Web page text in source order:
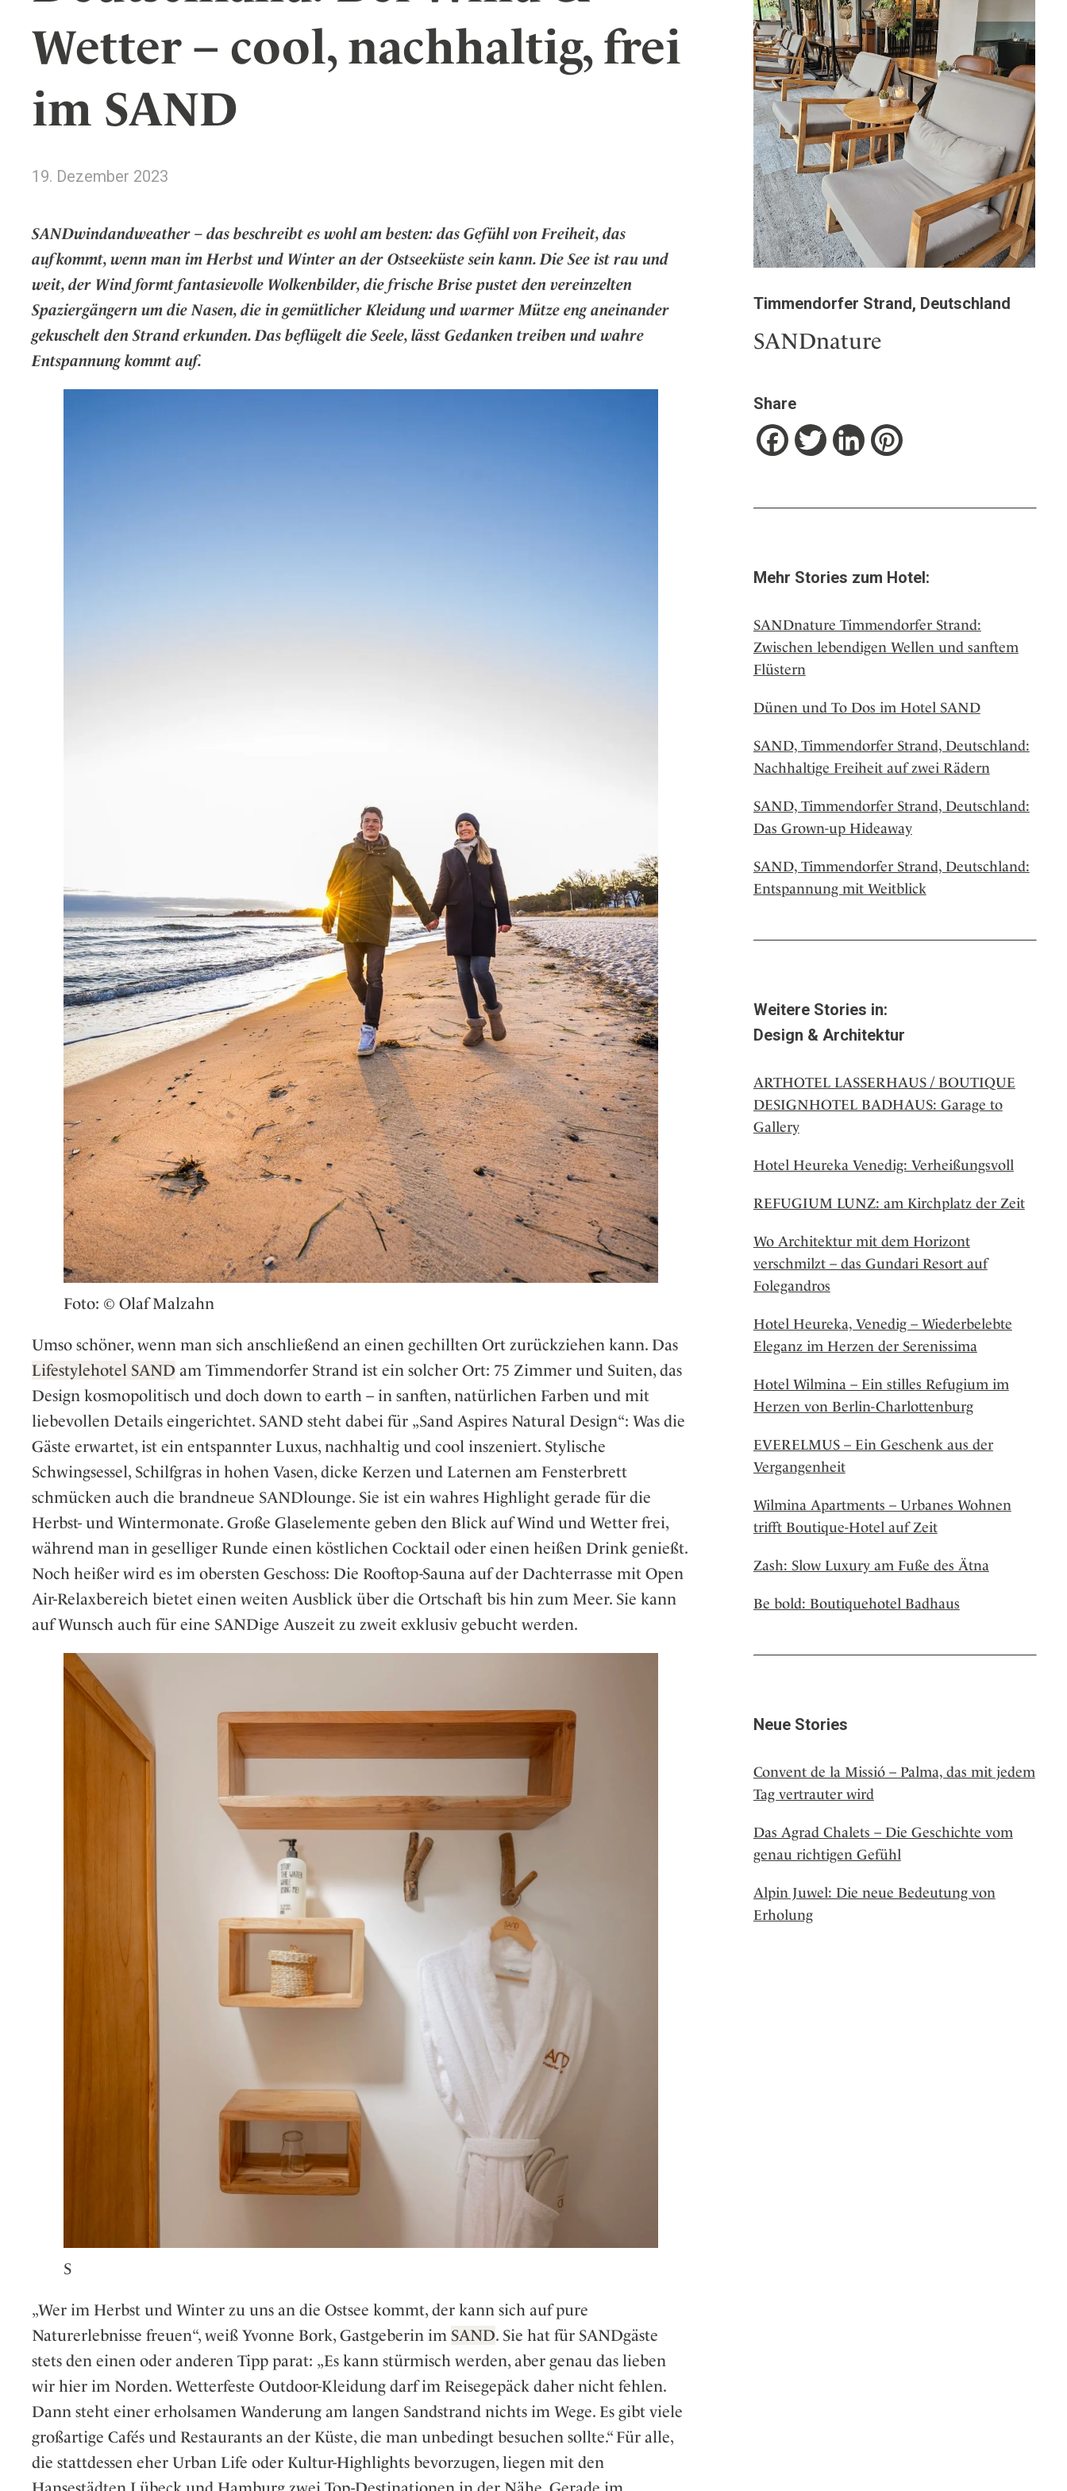
Kroatien
Mexico
Niederlande
Österreich
Spanien
USA
Persönlichkeiten
Wetter – cool, nachhaltig, frei
im SAND
19. Dezember 2023
SANDwindandweather – das beschreibt es wohl am besten: das Gefühl von Freiheit, das
aufkommt, wenn man im Herbst und Winter an der Ostseeküste sein kann. Die See ist rau und
weit, der Wind formt fantasievolle Wolkenbilder, die frische Brise pustet den vereinzelten
Spaziergängern um die Nasen, die in gemütlicher Kleidung und warmer Mütze eng aneinander
gekuschelt den Strand erkunden. Das beflügelt die Seele, lässt Gedanken treiben und wahre
Entspannung kommt auf.
Foto: © Olaf Malzahn
Umso schöner, wenn man sich anschließend an einen gechillten Ort zurückziehen kann. Das
Lifestylehotel SAND am Timmendorfer Strand ist ein solcher Ort: 75 Zimmer und Suiten, das
Design kosmopolitisch und doch down to earth – in sanften, natürlichen Farben und mit
liebevollen Details eingerichtet. SAND steht dabei für „Sand Aspires Natural Design“: Was die
Gäste erwartet, ist ein entspannter Luxus, nachhaltig und cool inszeniert. Stylische
Schwingsessel, Schilfgras in hohen Vasen, dicke Kerzen und Laternen am Fensterbrett
schmücken auch die brandneue SANDlounge. Sie ist ein wahres Highlight gerade für die
Herbst- und Wintermonate. Große Glaselemente geben den Blick auf Wind und Wetter frei,
während man in geselliger Runde einen köstlichen Cocktail oder einen heißen Drink genießt.
Noch heißer wird es im obersten Geschoss: Die Rooftop-Sauna auf der Dachterrasse mit Open
Air-Relaxbereich bietet einen weiten Ausblick über die Ortschaft bis hin zum Meer. Sie kann
auf Wunsch auch für eine SANDige Auszeit zu zweit exklusiv gebucht werden.
S
„Wer im Herbst und Winter zu uns an die Ostsee kommt, der kann sich auf pure
Naturerlebnisse freuen“, weiß Yvonne Bork, Gastgeberin im SAND. Sie hat für SANDgäste
stets den einen oder anderen Tipp parat: „Es kann stürmisch werden, aber genau das lieben
wir hier im Norden. Wetterfeste Outdoor-Kleidung darf im Reisegepäck daher nicht fehlen.
Dann steht einer erholsamen Wanderung am langen Sandstrand nichts im Wege. Es gibt viele
großartige Cafés und Restaurants an der Küste, die man unbedingt besuchen sollte.“ Für alle,
die stattdessen eher Urban Life oder Kultur-Highlights bevorzugen, liegen mit den
Timmendorfer Strand, Deutschland
SANDnature
Share
FacebookTwitterLinkedInPinterest
Mehr Stories zum Hotel:
SANDnature Timmendorfer Strand:
Zwischen lebendigen Wellen und sanftem
Flüstern
Dünen und To Dos im Hotel SAND
SAND, Timmendorfer Strand, Deutschland:
Nachhaltige Freiheit auf zwei Rädern
SAND, Timmendorfer Strand, Deutschland:
Das Grown-up Hideaway
SAND, Timmendorfer Strand, Deutschland:
Entspannung mit Weitblick
Weitere Stories in:
Design & Architektur
ARTHOTEL LASSERHAUS / BOUTIQUE
DESIGNHOTEL BADHAUS: Garage to
Gallery
Hotel Heureka Venedig: Verheißungsvoll
REFUGIUM LUNZ: am Kirchplatz der Zeit
Wo Architektur mit dem Horizont
verschmilzt – das Gundari Resort auf
Folegandros
Hotel Heureka, Venedig – Wiederbelebte
Eleganz im Herzen der Serenissima
Hotel Wilmina – Ein stilles Refugium im
Herzen von Berlin-Charlottenburg
EVERELMUS – Ein Geschenk aus der
Vergangenheit
Wilmina Apartments – Urbanes Wohnen
trifft Boutique-Hotel auf Zeit
Zash: Slow Luxury am Fuße des Ätna
Be bold: Boutiquehotel Badhaus
Neue Stories
Convent de la Missió – Palma, das mit jedem
Tag vertrauter wird
Das Agrad Chalets – Die Geschichte vom
genau richtigen Gefühl
Alpin Juwel: Die neue Bedeutung von
Erholung